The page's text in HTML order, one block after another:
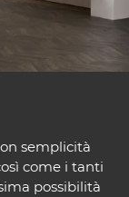
semplicità
come i tanti
possibilità